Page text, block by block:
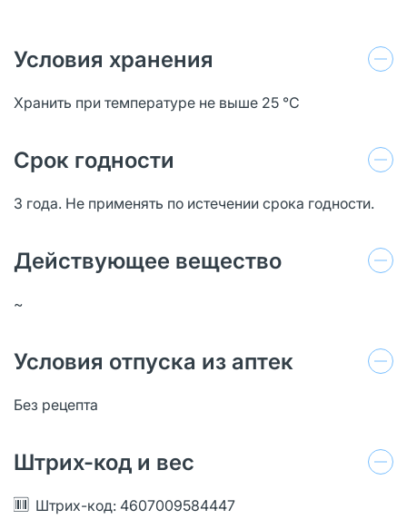
Условия хранения
Хранить при температуре не выше 25 °С
Срок годности
3 года. Не применять по истечении срока годности.
Действующее вещество
~
Условия отпуска из аптек
Без рецепта
Штрих-код и вес
Штрих-код: 4607009584447